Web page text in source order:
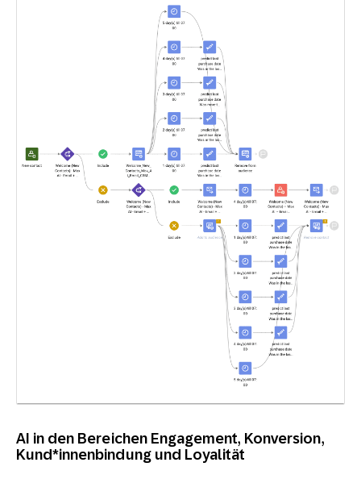
AI in den Bereichen Engagement, Konversion,
Kund*innenbindung und Loyalität